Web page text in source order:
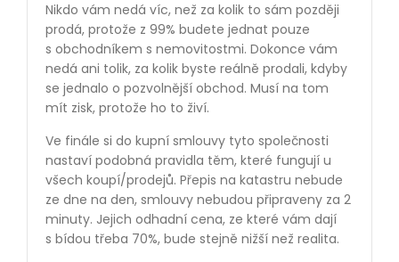
Nikdo vám nedá víc, než za kolik to sám později
prodá, protože z 99% budete jednat pouze
s obchodníkem s nemovitostmi. Dokonce vám
nedá ani tolik, za kolik byste reálně prodali, kdyby
se jednalo o pozvolnější obchod. Musí na tom
mít zisk, protože ho to živí.
Ve finále si do kupní smlouvy tyto společnosti
nastaví podobná pravidla těm, které fungují u
všech koupí/prodejů. Přepis na katastru nebude
ze dne na den, smlouvy nebudou připraveny za 2
minuty. Jejich odhadní cena, ze které vám dají
s bídou třeba 70%, bude stejně nižší než realita.